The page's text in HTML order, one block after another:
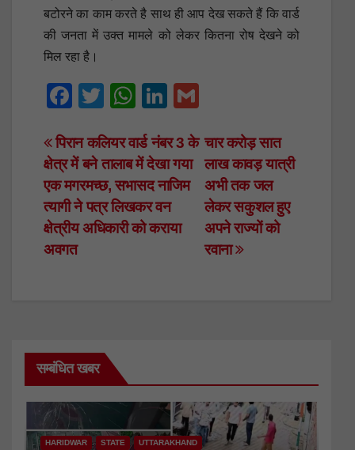
बटोरने का काम करते है साथ ही आप देख सकते हैं कि वार्ड
की जनता में उक्त मामले को लेकर कितना रोष देखने को
मिल रहा है।
F
c
e
b
o
o
T
tt
er
W
at
s
A
p
Li
k
e
dI
n
ail
Post
navigation
चार करोड़ सात
लाख कावड़ यात्री
अभी तक जल
लेकर सकुशल हुए
अपने राज्यों को
रवाना
पिरान कलियर वार्ड नंबर 3 के
क्षेत्र में बने तालाब में देखा गया
एक मगरमच्छ, सभासद नाजिम
त्यागी ने पत्र लिखकर वन
क्षेत्रीय अधिकारी को कराया
अवगत
सम्बंधित खबर
HARIDWAR STATE UTTARAKHAND